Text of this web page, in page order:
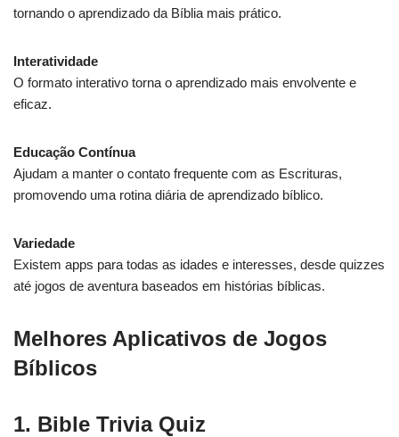
tornando o aprendizado da Bíblia mais prático.
Interatividade
O formato interativo torna o aprendizado mais envolvente e
eficaz.
Educação Contínua
Ajudam a manter o contato frequente com as Escrituras,
promovendo uma rotina diária de aprendizado bíblico.
Variedade
Existem apps para todas as idades e interesses, desde quizzes
até jogos de aventura baseados em histórias bíblicas.
Melhores Aplicativos de Jogos
Bíblicos
1. Bible Trivia Quiz